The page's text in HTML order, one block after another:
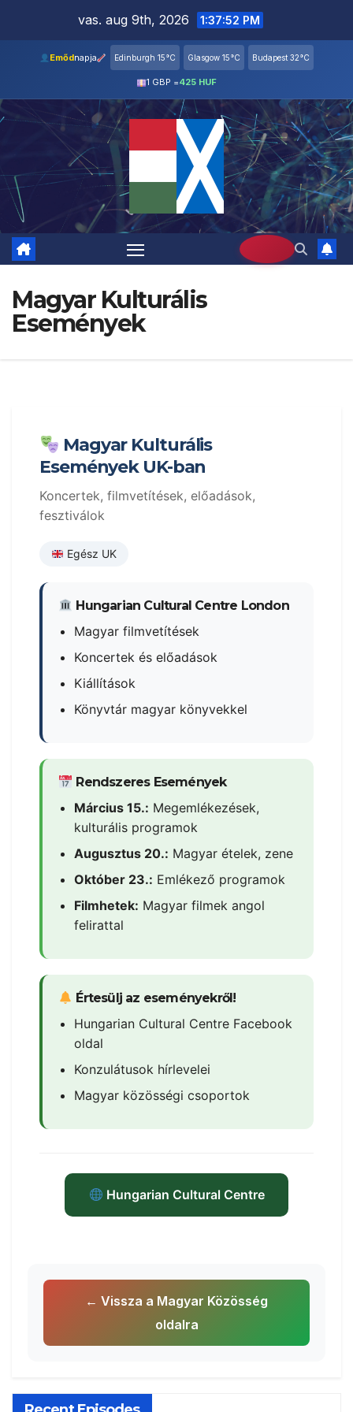
content
vas. aug 9th, 2026 1:37:52 PM
Emődnapja Edinburgh 15°C Glasgow 15°C Budapest 32°C
1 GBP =425 HUF
Magyar Kulturális
Események
Magyar Kulturális
Események UK-ban
Koncertek, filmvetítések, előadások,
fesztiválok
Egész UK
Hungarian Cultural Centre London
Magyar filmvetítések
Koncertek és előadások
Kiállítások
Könyvtár magyar könyvekkel
Rendszeres Események
Március 15.: Megemlékezések,
kulturális programok
Augusztus 20.: Magyar ételek, zene
Október 23.: Emlékező programok
Filmhetek: Magyar filmek angol
felirattal
Értesülj az eseményekről!
Hungarian Cultural Centre Facebook
oldal
Konzulátusok hírlevelei
Magyar közösségi csoportok
Hungarian Cultural Centre
← Vissza a Magyar Közösség
oldalra